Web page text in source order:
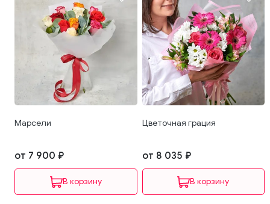
Марсели
от 7 900 ₽
В корзину
Цветочная грация
от 8 035 ₽
В корзину